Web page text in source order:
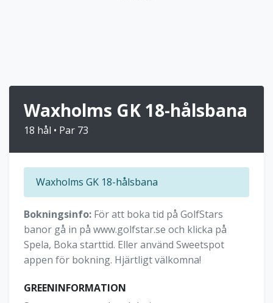
Waxholms GK 18-hålsbana
18 hål • Par 73
Waxholms GK 18-hålsbana
Bokningsinfo: För att boka tid på GolfStars
banor gå in på www.golfstar.se och klicka på
Spela, Boka starttid. Eller använd Sweetspot
appen för bokning. Hjärtligt välkomna!
GREENINFORMATION